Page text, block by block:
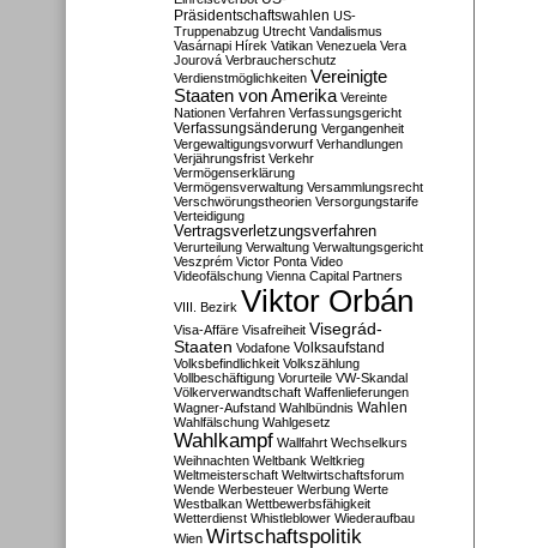
Präsidentschaftswahlen US-
Truppenabzug Utrecht Vandalismus
Vasárnapi Hírek Vatikan Venezuela Vera
Jourová Verbraucherschutz
Verdienstmöglichkeiten Vereinigte
Staaten von Amerika Vereinte
Nationen Verfahren Verfassungsgericht
Verfassungsänderung Vergangenheit
Vergewaltigungsvorwurf Verhandlungen
Verjährungsfrist Verkehr
Vermögenserklärung
Vermögensverwaltung Versammlungsrecht
Verschwörungstheorien Versorgungstarife
Verteidigung
Vertragsverletzungsverfahren
Verurteilung Verwaltung Verwaltungsgericht
Veszprém Victor Ponta Video
Videofälschung Vienna Capital Partners
VIII. Bezirk Viktor Orbán
Visa-Affäre Visafreiheit Visegrád-
Staaten Vodafone Volksaufstand
Volksbefindlichkeit Volkszählung
Vollbeschäftigung Vorurteile VW-Skandal
Völkerverwandtschaft Waffenlieferungen
Wagner-Aufstand Wahlbündnis Wahlen
Wahlfälschung Wahlgesetz
Wahlkampf Wallfahrt Wechselkurs
Weihnachten Weltbank Weltkrieg
Weltmeisterschaft Weltwirtschaftsforum
Wende Werbesteuer Werbung Werte
Westbalkan Wettbewerbsfähigkeit
Wetterdienst Whistleblower Wiederaufbau
Wien Wirtschaftspolitik